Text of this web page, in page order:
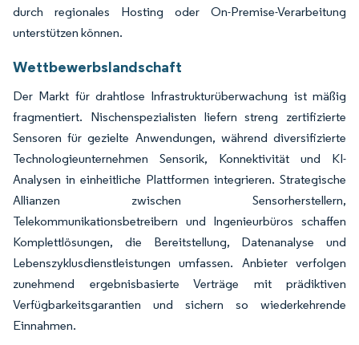
durch regionales Hosting oder On-Premise-Verarbeitung
unterstützen können.
Wettbewerbslandschaft
Der Markt für drahtlose Infrastrukturüberwachung ist mäßig
fragmentiert. Nischenspezialisten liefern streng zertifizierte
Sensoren für gezielte Anwendungen, während diversifizierte
Technologieunternehmen Sensorik, Konnektivität und KI-
Analysen in einheitliche Plattformen integrieren. Strategische
Allianzen zwischen Sensorherstellern,
Telekommunikationsbetreibern und Ingenieurbüros schaffen
Komplettlösungen, die Bereitstellung, Datenanalyse und
Lebenszyklusdienstleistungen umfassen. Anbieter verfolgen
zunehmend ergebnisbasierte Verträge mit prädiktiven
Verfügbarkeitsgarantien und sichern so wiederkehrende
Einnahmen.